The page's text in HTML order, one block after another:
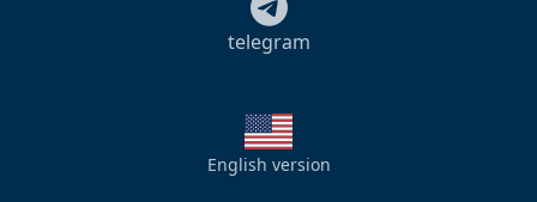
telegram
English version